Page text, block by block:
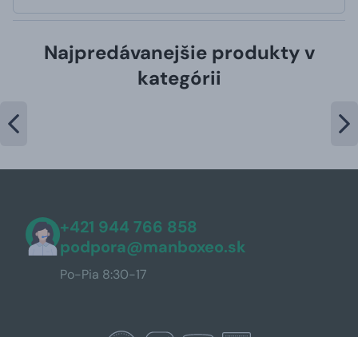
Najpredávanejšie produkty v
kategórii
+421 944 766 858
podpora@manboxeo.sk
Po-Pia 8:30-17